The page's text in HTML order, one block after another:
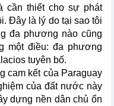
cần thiết cho sự phát
Đây là lý do tại sao tôi
đa phương nào cũng
một điều: đa phương
tuyên bố.
cam kết của Paraguay
của đất nước này
dựng nền dân chủ ổn